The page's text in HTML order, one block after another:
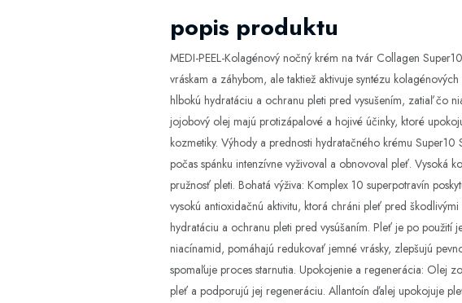
popis produktu
MEDI-PEEL-Kolagénový nočný krém na tvár Collagen
vráskam a záhybom, ale taktiež aktivuje syntézu
hlbokú hydratáciu a ochranu pleti pred vysušením, zatiaľ čo
jojobový olej majú protizápalové a hojivé účinky, ktoré
kozmetiky. Výhody a prednosti hydratačného krému
počas spánku intenzívne vyživoval a obnovoval pleť. Vysoká
pružnosť pleti. Bohatá výživa: Komplex 10 superpotravín
vysokú antioxidačnú aktivitu, ktorá chráni pleť pred
hydratáciu a ochranu pleti pred vysúšaním. Pleť je po použití
niacínamid, pomáhajú redukovať jemné vrásky, zlepšujú
spomaľuje proces starnutia. Upokojenie a regenerácia: Olej
pleť a podporujú jej regeneráciu. Allantoín ďalej upokojuje